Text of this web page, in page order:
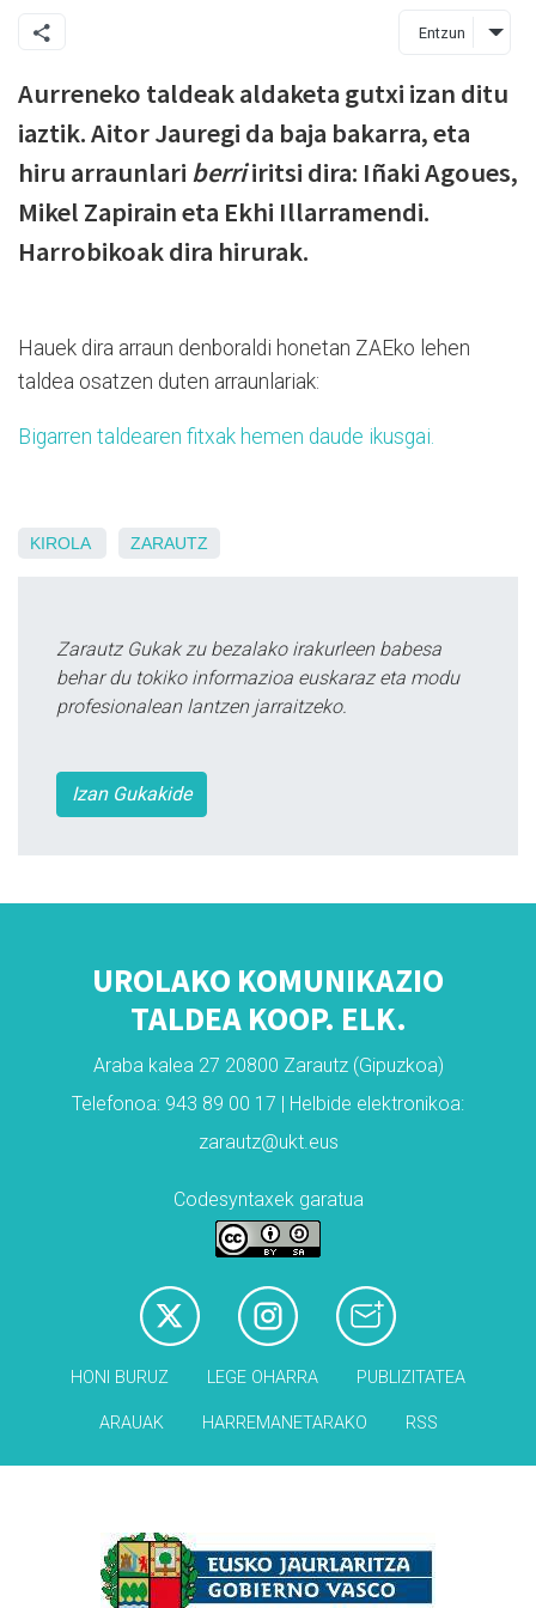
Entzun
Aurreneko taldeak aldaketa gutxi izan ditu
iaztik. Aitor Jauregi da baja bakarra, eta
hiru arraunlari berriiritsi dira: Iñaki Agoues,
Mikel Zapirain eta Ekhi Illarramendi.
Harrobikoak dira hirurak.
Hauek dira arraun denboraldi honetan ZAEko lehen
taldea osatzen duten arraunlariak:
Bigarren taldearen fitxak hemen daude ikusgai.
KIROLA ZARAUTZ
Zarautz Gukak zu bezalako irakurleen babesa
behar du tokiko informazioa euskaraz eta modu
profesionalean lantzen jarraitzeko.
Izan Gukakide
UROLAKO KOMUNIKAZIO
TALDEA KOOP. ELK.
Araba kalea 27 20800 Zarautz (Gipuzkoa)
Telefonoa: 943 89 00 17 | Helbide elektronikoa:
zarautz@ukt.eus
Codesyntaxek garatua
HONI BURUZ LEGE OHARRA PUBLIZITATEA
ARAUAK HARREMANETARAKO RSS